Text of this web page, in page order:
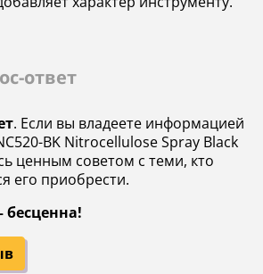
ответ
. Если вы владеете информацией
BK Nitrocellulose Spray Black
ценным советом с теми, кто
его приобрести.